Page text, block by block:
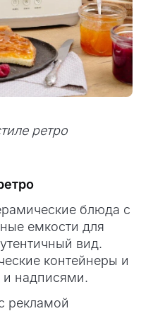
ретро
блюда с
емкости для
вид.
контейнеры и
и надписями.
рекламой